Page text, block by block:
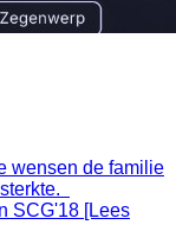
wensen de familie
SCG'18 [Lees